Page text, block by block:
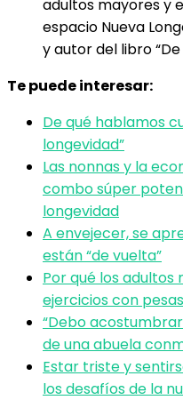
adultos mayores y
espacio Nueva
y autor del libro “De
Te puede interesar:
De qué hablamos
longevidad”
Las nonnas y la
combo súper
longevidad
A envejecer, se
están “de vuelta”
Por qué los
ejercicios con pesas
“Debo
de una abuela
Estar triste y
los desafíos de la